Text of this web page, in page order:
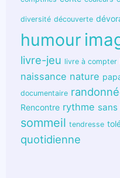
diversité découverte
humour
livre-jeu livre à compter
naissance nature
documentaire
Rencontre rythme
sommeil tendresse
quotidienne